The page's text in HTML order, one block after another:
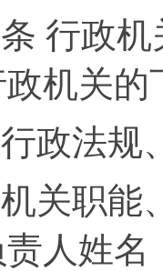
行政机
机关的
行政法
机关职
人姓名